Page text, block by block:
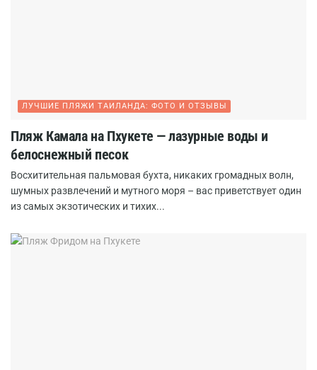
ЛУЧШИЕ ПЛЯЖИ ТАИЛАНДА: ФОТО И ОТЗЫВЫ
Пляж Камала на Пхукете — лазурные воды и
белоснежный песок
Восхитительная пальмовая бухта, никаких громадных волн,
шумных развлечений и мутного моря – вас приветствует один
из самых экзотических и тихих...